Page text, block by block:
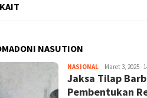
NASUTION
NASIONAL Redaktur
Maret 3, 2025 -
Jaksa Tilap
Pembentukan